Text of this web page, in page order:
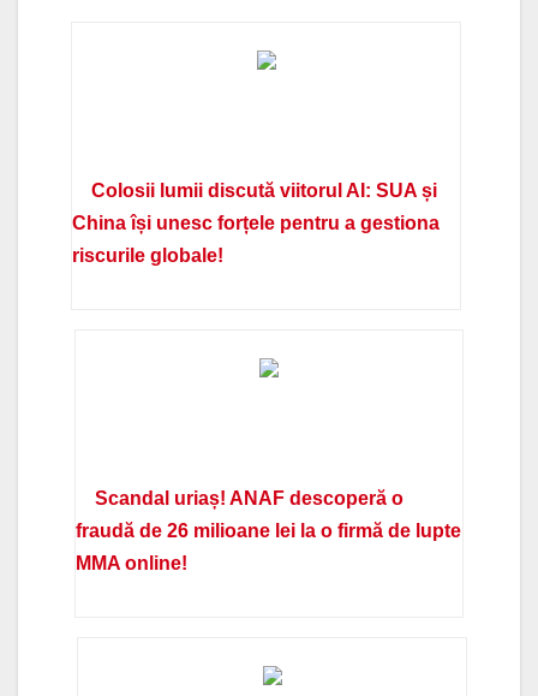
Colosii lumii discută viitorul AI: SUA și
China își unesc forțele pentru a gestiona
riscurile globale!
Scandal uriaș! ANAF descoperă o
fraudă de 26 milioane lei la o firmă de lupte
MMA online!